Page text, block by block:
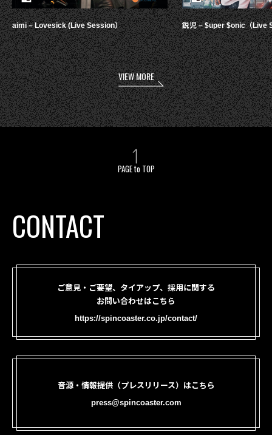
aimi – Lovesick (Live Session） 鋭児 – $uper $onic（Live
VIEW MORE
PAGE to TOP
CONTACT
ご意見・ご要望、タイアップ、採用に関する
お問い合わせはこちら
https://spincoaster.co.jp/contact/
音源・情報提供（プレスリリース）はこちら
press@spincoaster.com